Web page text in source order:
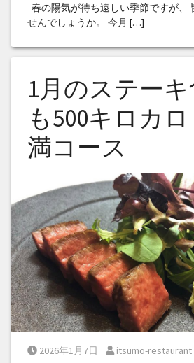
春の陽気が待ち遠しい季節ですが、
せんでしょうか。 今月 […]
1月のステー
も500キロカ
満コース
Posted on
2026年1月7日 Posted by
itsumo-restaurant